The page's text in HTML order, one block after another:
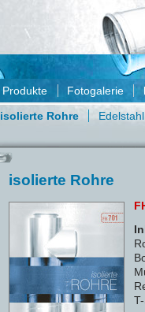
Produkte Fotogalerie
isolierte Rohre Edelstahl
isolierte Rohre